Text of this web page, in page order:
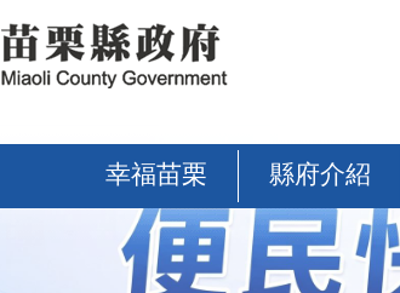
幸福苗栗 縣府介紹